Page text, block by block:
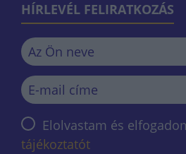
HÍRLEVÉL FELIRATKOZÁS
Elolvastam és
tájékoztatót